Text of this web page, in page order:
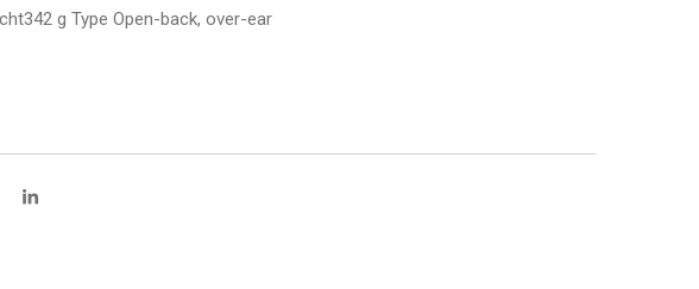
g Type Open-back, over-ear
S